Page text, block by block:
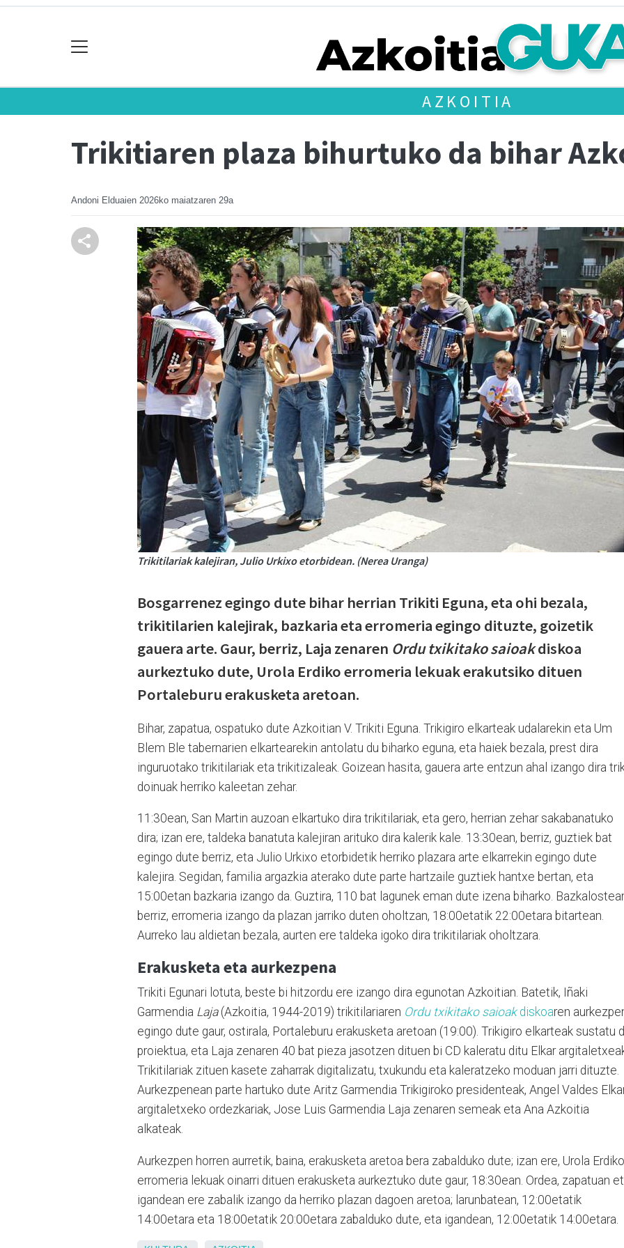
AZKOITIA
Trikitiaren plaza bihurtuko da bihar
Andoni Elduaien 2026ko maiatzaren 29a
Trikitilariak kalejiran, Julio Urkixo etorbidean. (Nerea Uranga)
Bosgarrenez egingo dute bihar herrian Trikiti Eguna, eta ohi bezala,
trikitilarien kalejirak, bazkaria eta erromeria egingo dituzte, goizetik
gauera arte. Gaur, berriz, Laja zenaren Ordu txikitako saioakdiskoa
aurkeztuko dute, Urola Erdiko erromeria lekuak erakutsiko dituen
Portaleburu erakusketa aretoan.
Bihar, zapatua, ospatuko dute Azkoitian V. Trikiti Eguna. Trikigiro elkarteak udalarekin eta Um
Blem Ble tabernarien elkartearekin antolatu du biharko eguna, eta haiek bezala, prest dira
inguruotako trikitilariak eta trikitizaleak. Goizean hasita, gauera arte entzun ahal izango dira
doinuak herriko kaleetan zehar.
11:30ean, San Martin auzoan elkartuko dira trikitilariak, eta gero, herrian zehar sakabanatuko
dira; izan ere, taldeka banatuta kalejiran arituko dira kalerik kale. 13:30ean, berriz, guztiek bat
egingo dute berriz, eta Julio Urkixo etorbidetik herriko plazara arte elkarrekin egingo dute
kalejira. Segidan, familia argazkia aterako dute parte hartzaile guztiek hantxe bertan, eta
15:00etan bazkaria izango da. Guztira, 110 bat lagunek eman dute izena biharko.
berriz, erromeria izango da plazan jarriko duten oholtzan, 18:00etatik 22:00etara bitartean.
Aurreko lau aldietan bezala, aurten ere taldeka igoko dira trikitilariak oholtzara.
Erakusketa eta aurkezpena
Trikiti Egunari lotuta, beste bi hitzordu ere izango dira egunotan Azkoitian. Batetik, Iñaki
Garmendia Laja(Azkoitia, 1944-2019) trikitilariaren Ordu txikitako saioakdiskoaren
egingo dute gaur, ostirala, Portaleburu erakusketa aretoan (19:00). Trikigiro elkarteak sustatu
proiektua, eta Laja zenaren 40 bat pieza jasotzen dituen bi CD kaleratu ditu Elkar
Trikitilariak zituen kasete zaharrak digitalizatu, txukundu eta kaleratzeko moduan jarri dituzte.
Aurkezpenean parte hartuko dute Aritz Garmendia Trikigiroko presidenteak, Angel Valdes
argitaletxeko ordezkariak, Jose Luis Garmendia Laja zenaren semeak eta Ana Azkoitia
alkateak.
Aurkezpen horren aurretik, baina, erakusketa aretoa bera zabalduko dute; izan ere, Urola Erdiko
erromeria lekuak oinarri dituen erakusketa aurkeztuko dute gaur, 18:30ean. Ordea, zapatuan
igandean ere zabalik izango da herriko plazan dagoen aretoa; larunbatean, 12:00etatik
14:00etara eta 18:00etatik 20:00etara zabalduko dute, eta igandean, 12:00etatik 14:00etara.